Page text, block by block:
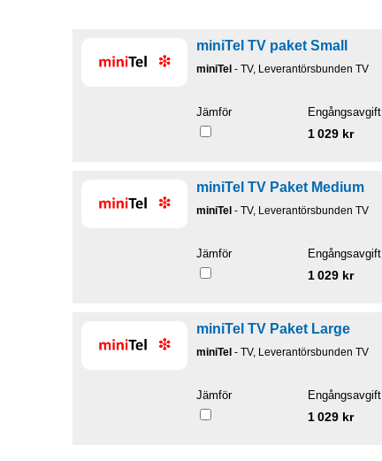
miniTel TV paket Small
miniTel - TV, Leverantörsbunden TV
Jämför Engångsavgift
1 029 kr
miniTel TV Paket Medium
miniTel - TV, Leverantörsbunden TV
Jämför Engångsavgift
1 029 kr
miniTel TV Paket Large
miniTel - TV, Leverantörsbunden TV
Jämför Engångsavgift
1 029 kr